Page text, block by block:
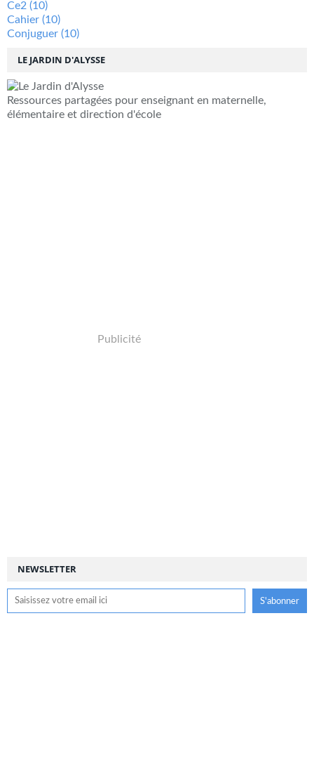
NEWSLETTER
LE JARDIN D'ALYSSE
Ressources partagées pour enseignant en maternelle,
élémentaire et direction d'école
Publicité
Ce2 (10)
Cahier (10)
Conjuguer (10)